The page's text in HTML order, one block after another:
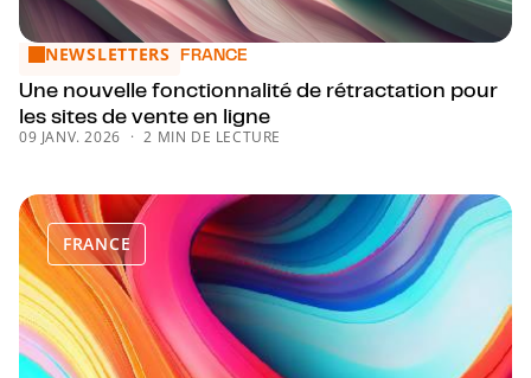
Une nouvelle fonctionnalité de rétractation pour les sites
NEWSLETTERS FRANCE
Une nouvelle fonctionnalité de rétractation pour
les sites de vente en ligne
09 JANV. 2026 2 MIN DE LECTURE
FRANCE